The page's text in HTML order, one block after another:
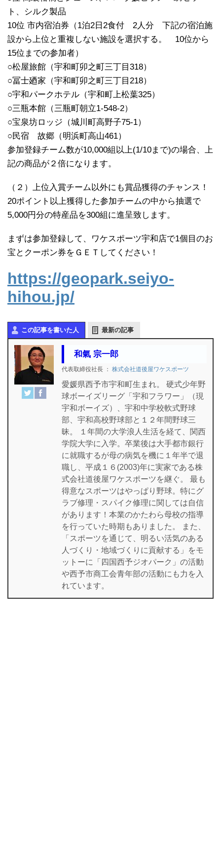
ト、シルク製品
10位 市内宿泊券（1泊2日2食付 2人分 下記の宿泊施
設から上位と重複しない施設を選択する。 10位から
15位までの参加者）
○松屋旅館（宇和町卯之町三丁目318）
○冨士廼家（宇和町卯之町三丁目218）
○宇和パークホテル（宇和町上松葉325）
○三瓶本館（三瓶町朝立1-548-2）
○宝泉坊ロッジ（城川町高野子75-1）
○民宿 故郷（明浜町高山461）
参加登録チーム数が10,000組以上(1/10まで)の場合、上
記の商品が２倍になります。
（２）上位入賞チーム以外にも賞品獲得のチャンス！
20ポイント以上獲得した参加チームの中から抽選で
5,000円分の特産品を300組に進呈致します。
まずは参加登録して、ワケスポーツ宇和店で1個目のお
宝とクーポン券をＧＥＴしてください！
https://geopark.seiyo-
hihou.jp/
この記事を書いた人 最新の記事
和氣 宗一郎
代表取締役社長 ： 株式会社道後屋ワケスポーツ
愛媛県西予市宇和町生まれ。 硬式少年野
球ボーイズリーグ「宇和フラワー」（現
宇和ボーイズ）、宇和中学校軟式野球
部、宇和高校野球部と１２年間野球三
昧。 １年間の大学浪人生活を経て、関西
学院大学に入学。卒業後は大手都市銀行
に就職するが母の病気を機に１年半で退
職し、平成１６(2003)年に実家である株
式会社道後屋ワケスポーツを継ぐ。 最も
得意なスポーツはやっぱり野球。特にグ
ラブ修理・スパイク修理に関しては自信
があります！本業のかたわら母校の指導
を行っていた時期もありました。 また、
「スポーツを通じて、明るい活気のある
人づくり・地域づくりに貢献する」をモ
ットーに「四国西予ジオパーク」の活動
や西予市商工会青年部の活動にも力を入
れています。